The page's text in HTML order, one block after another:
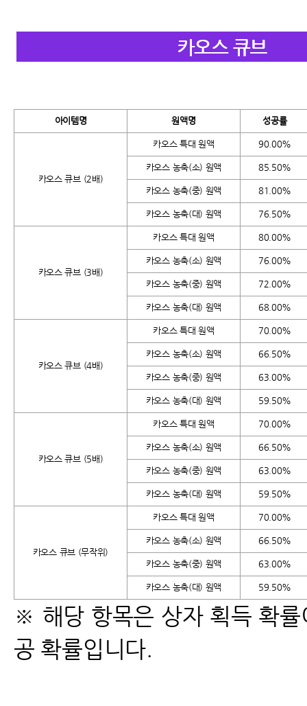
아이템명 원액명 성공률
카오스 큐브 (2배)
카오스 특대 원액 90.00%
카오스 농축(소) 원액 85.50%
카오스 농축(중) 원액 81.00%
카오스 농축(대) 원액 76.50%
카오스 큐브 (3배)
카오스 특대 원액 80.00%
카오스 농축(소) 원액 76.00%
카오스 농축(중) 원액 72.00%
카오스 농축(대) 원액 68.00%
카오스 큐브 (4배)
카오스 특대 원액 70.00%
카오스 농축(소) 원액 66.50%
카오스 농축(중) 원액 63.00%
카오스 농축(대) 원액 59.50%
카오스 큐브 (5배)
카오스 특대 원액 70.00%
카오스 농축(소) 원액 66.50%
카오스 농축(중) 원액 63.00%
카오스 농축(대) 원액 59.50%
카오스 큐브 (무작위)
카오스 특대 원액 70.00%
카오스 농축(소) 원액 66.50%
카오스 농축(중) 원액 63.00%
카오스 농축(대) 원액 59.50%
※ 해당 항목은 상자 획득 확
공 확률입니다.